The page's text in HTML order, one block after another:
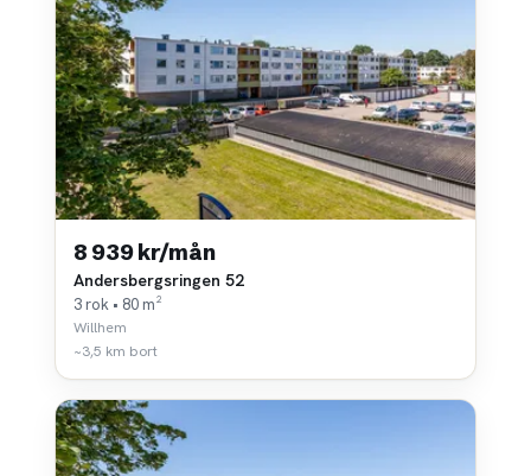
8 939 kr/mån
Andersbergsringen 52
3 rok • 80 m²
Willhem
~3,5 km bort